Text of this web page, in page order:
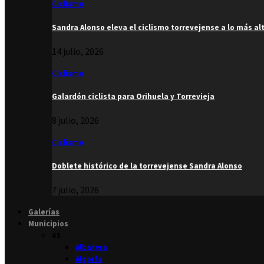
Ciclismo
Sandra Alonso eleva el ciclismo torrevejense a lo más
14 julio, 2026
Ciclismo
Galardón ciclista para Orihuela y Torrevieja
8 julio, 2026
Ciclismo
Doblete histórico de la torrevejense Sandra Alonso
7 julio, 2026
Galerías
Municipios
Albatera
Algorfa